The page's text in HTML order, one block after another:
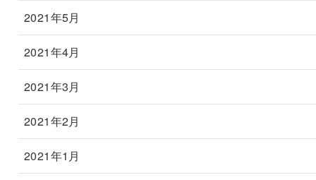
2021年5月
2021年4月
2021年3月
2021年2月
2021年1月